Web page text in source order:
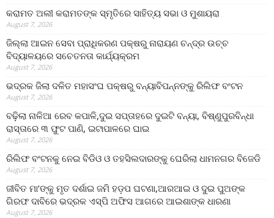
କରାମତ ଅଲୀ କରାମତଙ୍କ ସ୍ମୃତିରେ ସାହିତ୍ୟ ସଭା ଓ ମୁଶାୟରା
August 7, 2026
ଜିଲ୍ଲା ଆଇନ ସେବା ପ୍ରାଧିକରଣ ପକ୍ଷରୁ ନାରାୟଣ ଚନ୍ଦ୍ର ଉଚ୍ଚ
ବିଦ୍ୟାଳୟରେ ସଚେତନତା କାର୍ଯ୍ୟକ୍ରମ
August 7, 2026
ଭଦ୍ରକ ଜିଲା ଦଳିତ ମହାସଂଘ ପକ୍ଷରୁ ବନ୍ୟାବିପନ୍ନଙ୍କୁ ରିଲିଫ ବଂଟନ
August 7, 2026
ବଢ଼ିଲା ନାଳିଆ ରେବ କପାଳି,ଦୁଇ ସପ୍ତାହରେ ଦୁଇଟି ବନ୍ୟା, ବିଷ୍ଣୁପୁରବିନ୍ଧା
ରାସ୍ତାରେ ୩ ଫୁଟ ପାଣି, ଇଟାପାଳରେ ଘାଇ
August 7, 2026
ରିଲିଫ ବଂଟନକୁ ନେଇ ବିଡିଓ ଓ ତହସିଲଦାରଙ୍କୁ ଘେରିଲା ଧାମନଗର ବିଜେଡି
August 7, 2026
ଜୀବିତ ମା’ଙ୍କୁ ମୃତ ଦର୍ଶାଇ ଜମି ହଡ଼ପ ଘଟଣା,ଆରଆଇ ଓ ଦୁଇ ପୁଅଙ୍କ
ଗିରଫ ଦାବିରେ ଭଦ୍ରକ ଏସ୍‌ପି ଅଫିସ ଆଗରେ ଆଇଶାଙ୍କ ଧାରଣା
August 7, 2026